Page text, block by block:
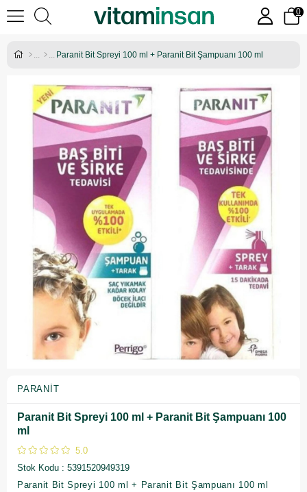
0
Paranit Bit Spreyi 100 ml + Paranit Bit Şampuanı 100 ml
PARANIT
Paranit Bit Spreyi 100 ml + Paranit Bit Şampuanı 100
ml
5.0
Stok Kodu
5391520949319
Paranit Bit Spreyi 100 ml + Paranit Bit Şampuanı 100 ml